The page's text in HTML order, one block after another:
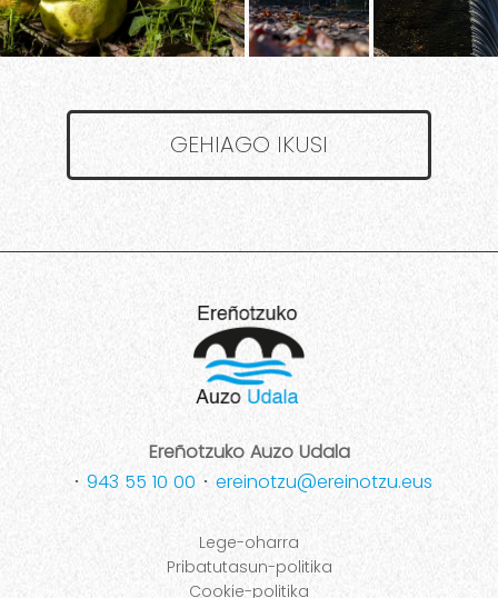
GEHIAGO IKUSI
Ereñotzuko Auzo Udala
･ 943 55 10 00 ･ ereinotzu@ereinotzu.eus
Lege-oharra
Pribatutasun-politika
Cookie-politika